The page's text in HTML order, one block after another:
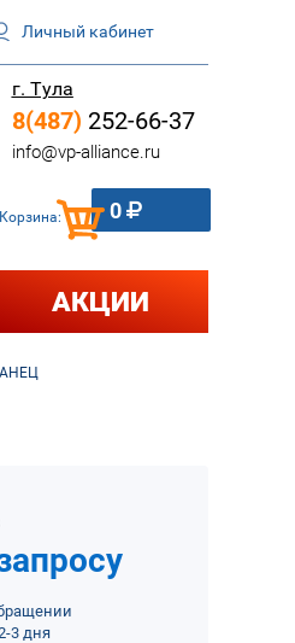
Личный кабинет
г. Тула
8(487) 252-66-37
info@vp-alliance.ru
Корзина: 0
АКЦИИ
3 дня